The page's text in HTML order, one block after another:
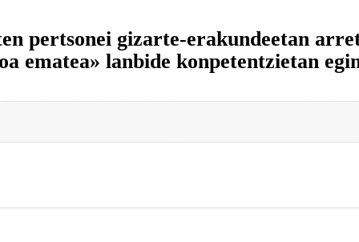
pertsonei gizarte-erakundeetan
ematea» lanbide konpetentzietan